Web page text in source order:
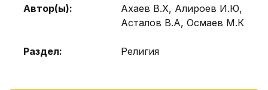
Автор(ы):
Ахаев В.Х, Алироев И.Ю,
Асталов В.А, Осмаев М.К
Раздел: Религия